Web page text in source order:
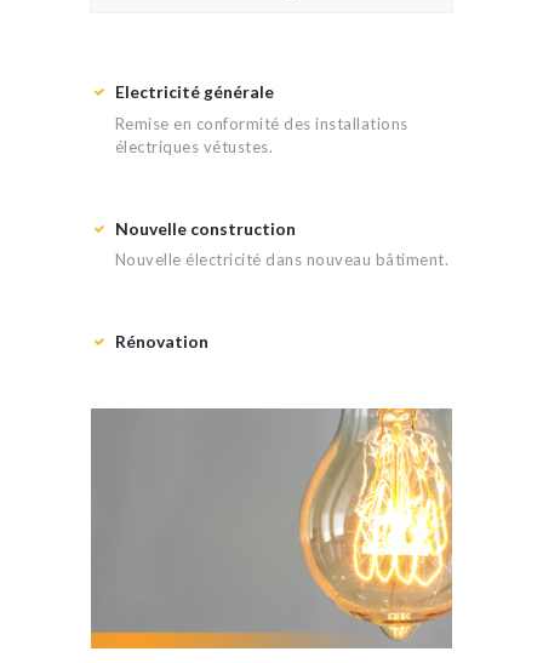
Electricité générale
Remise en conformité des installations
électriques vétustes.
Nouvelle construction
Nouvelle électricité dans nouveau bâtiment.
Rénovation